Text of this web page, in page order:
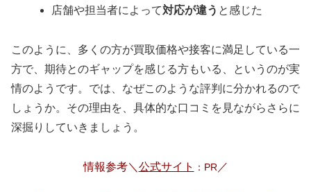
店舗や担当者によって対応が違う と感じた
このように、多くの方が買取価格や接客に満足している一
方で、期待とのギャップを感じる方もいる、というのが実
情のようです。では、なぜこのような評判に分かれるので
しょうか。その理由を、具体的な口コミを見ながらさらに
深掘りしていきましょう。
情報参考＼ 公式サイト ：PR ／